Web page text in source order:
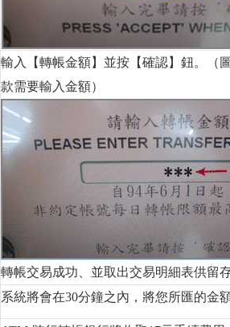
輸入【轉帳金額】並按【確認】鈕。（
款需要輸入金額）
轉帳交易成功、並取出交易明細表供留存
系統將會在30分鐘之內，將您所匯的金